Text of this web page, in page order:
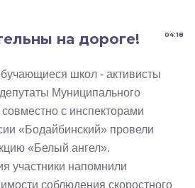
04:18
на дороге!
школ - активисты
Муниципального
с инспекторами
«Бодайбинский» провели
«Белый ангел».
участники напомнили
соблюдения скоростного